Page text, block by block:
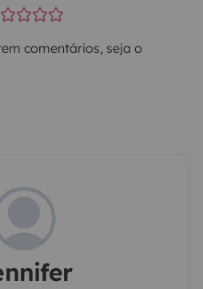
comentários, seja o